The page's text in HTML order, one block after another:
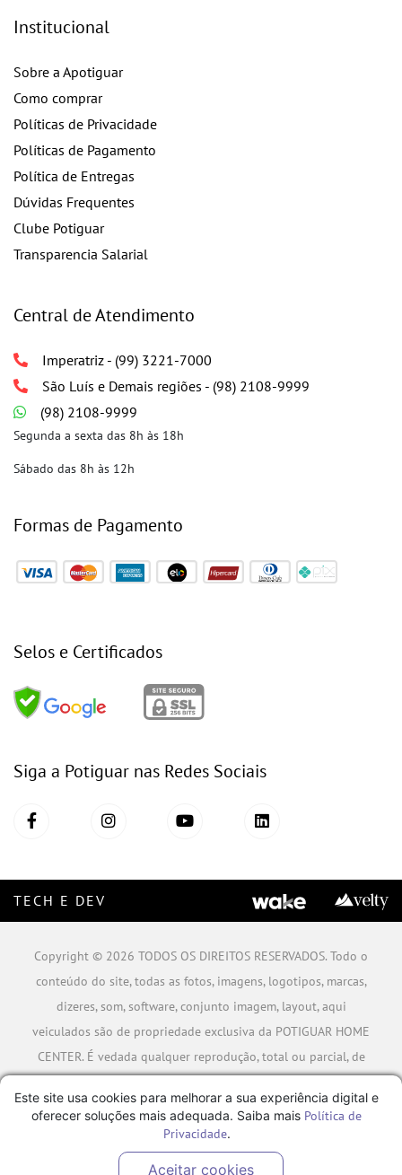
Institucional
Sobre a Apotiguar
Como comprar
Políticas de Privacidade
Políticas de Pagamento
Política de Entregas
Dúvidas Frequentes
Clube Potiguar
Transparencia Salarial
Central de Atendimento
Imperatriz - (99) 3221-7000
São Luís e Demais regiões - (98) 2108-9999
(98) 2108-9999
Segunda a sexta das 8h às 18h
Sábado das 8h às 12h
Formas de Pagamento
Selos e Certificados
Siga a Potiguar nas Redes Sociais
TECH E DEV
Copyright © 2026 TODOS OS DIREITOS RESERVADOS. Todo o
conteúdo do site, todas as fotos, imagens, logotipos, marcas,
dizeres, som, software, conjunto imagem, layout, aqui
veiculados são de propriedade exclusiva da POTIGUAR HOME
CENTER. É vedada qualquer reprodução, total ou parcial, de
A violação de qualquer direito mencionado implicará na
responsabilização cível e criminal nos termos da Lei.
POTIGUAR MATERIAIS DE CONSTRUÇÃO SA - CNPJ:
Este site usa cookies para melhorar a sua experiência digital e
oferecer soluções mais adequada. Saiba mais Política de
Privacidade.
Aceitar cookies